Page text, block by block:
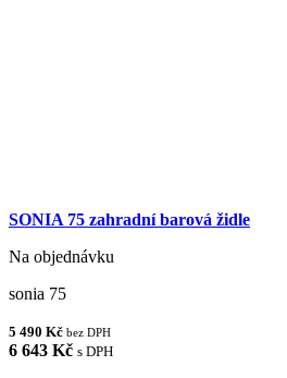
SONIA 75 zahradní barová židle
Na objednávku
sonia 75
5 490 Kč bez DPH
6 643 Kč s DPH